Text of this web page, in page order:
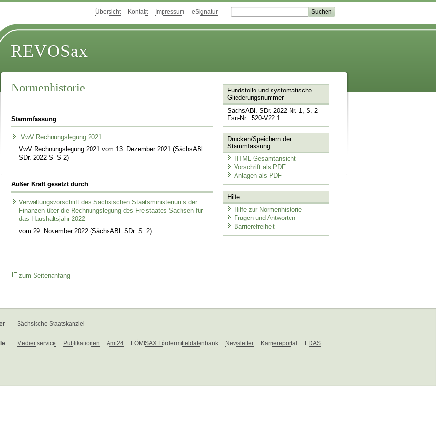
Übersicht Kontakt Impressum eSignatur
REVOSax
Normenhistorie
Stammfassung
VwV Rechnungslegung 2021
VwV Rechnungslegung 2021 vom 13. Dezember 2021 (SächsABl.
SDr. 2022 S. S 2)
Außer Kraft gesetzt durch
Verwaltungsvorschrift des Sächsischen Staatsministeriums der
Finanzen über die Rechnungslegung des Freistaates Sachsen für
das Haushaltsjahr 2022
vom 29. November 2022 (SächsABl. SDr. S. 2)
zum Seitenanfang
Fundstelle und systematische
Gliederungsnummer
SächsABl. SDr. 2022 Nr. 1, S. 2
Fsn-Nr.: 520-V22.1
Drucken/Speichern der
Stammfassung
HTML-Gesamtansicht
Vorschrift als PDF
Anlagen als PDF
Hilfe
Hilfe zur Normenhistorie
Fragen und Antworten
Barrierefreiheit
Sächsische Staatskanzlei
Medienservice Publikationen Amt24 FÖMISAX Fördermitteldatenbank Newsletter Karriereportal EDAS